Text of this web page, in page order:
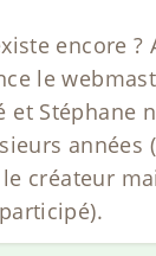
encore ?
le
et Stéphane
années
créateur